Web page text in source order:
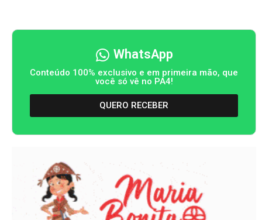
WhatsApp
Conteúdo 100% exclusivo e em primeira mão, que
você só vê no PA4!
QUERO RECEBER